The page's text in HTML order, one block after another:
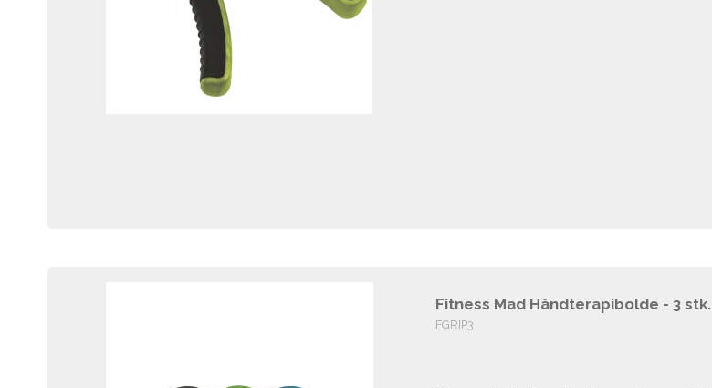
Fitness Mad Håndterapibolde - 3 stk.
FGRIP3